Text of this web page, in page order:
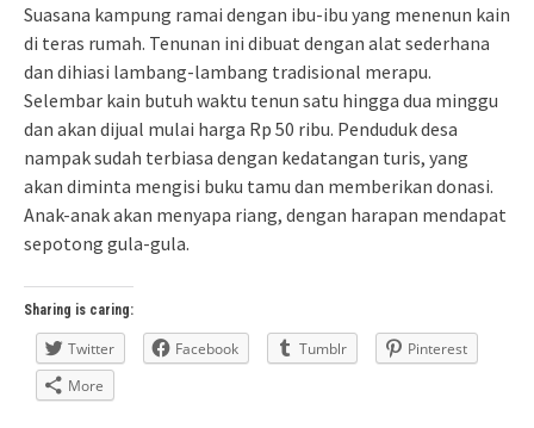
Suasana kampung ramai dengan ibu-ibu yang menenun kain
di teras rumah. Tenunan ini dibuat dengan alat sederhana
dan dihiasi lambang-lambang tradisional merapu.
Selembar kain butuh waktu tenun satu hingga dua minggu
dan akan dijual mulai harga Rp 50 ribu. Penduduk desa
nampak sudah terbiasa dengan kedatangan turis, yang
akan diminta mengisi buku tamu dan memberikan donasi.
Anak-anak akan menyapa riang, dengan harapan mendapat
sepotong gula-gula.
Sharing is caring:
Twitter Facebook Tumblr
Pinterest
More